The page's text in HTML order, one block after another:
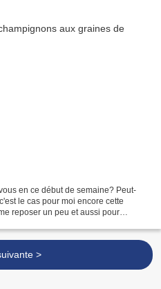
en ce début de semaine? Peut-
le cas pour moi encore cette
reposer un peu et aussi pour
>